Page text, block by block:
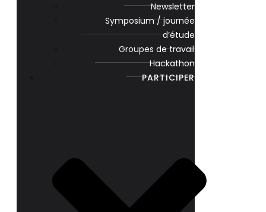
Newsletter
Symposium / journée
d’étude
Groupes de travail
Hackathon
PARTICIPER